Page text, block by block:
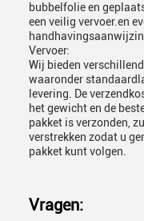
bubbelfolie en
een veilig vervoer.en
Vervoer:
Wij bieden
waaronder
levering. De
het gewicht en de
pakket is verzonden,
verstrekken zodat u
pakket kunt volgen.
Vragen: